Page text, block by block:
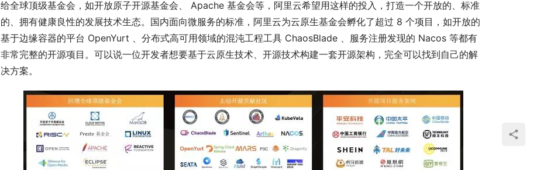
给全球顶级基金会，如开放原子开源基金会、 Apache 基金会等，阿里云希望用这样的投入，打造一个开放的、标准
的、拥有健康良性的发展技术生态。国内面向微服务的标准，阿里云为云原生基金会孵化了超过 8 个项目，如开放的
基于边缘容器的平台 OpenYurt 、分布式高可用领域的混沌工程工具 ChaosBlade 、服务注册发现的 Nacos 等都有
非常完整的开源项目。可以说一位开发者想要基于云原生技术、开源技术构建一套开源架构，完全可以找到自己的解
决方案。